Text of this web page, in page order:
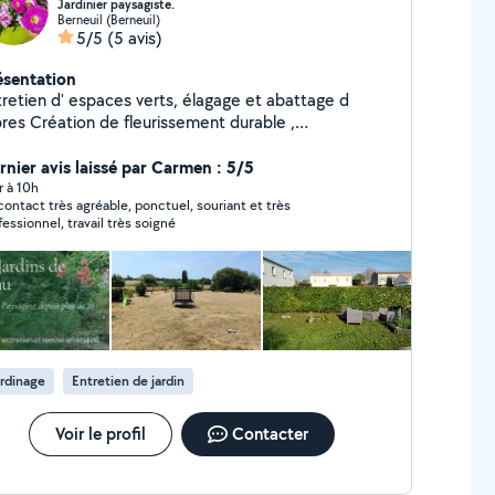
Jardinier paysagiste.
Berneuil (Berneuil)
5/5 (5 avis)
d' espaces verts, élagage et abattage d
durable ,
avis laissé par Carmen : 5/5
à 10h
très agréable, ponctuel, souriant et très
travail très soigné
Entretien de jardin
Voir le profil Contacter